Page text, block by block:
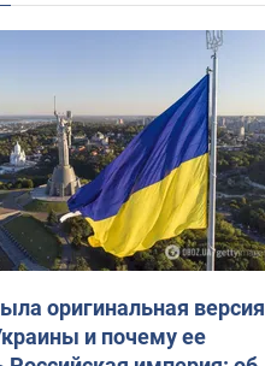
оригинальная версия
и почему ее